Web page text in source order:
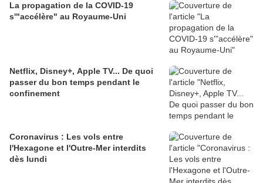
La propagation de la COVID-19
s'"accélère" au Royaume-Uni
Netflix, Disney+, Apple TV... De quoi
passer du bon temps pendant le
confinement
Coronavirus : Les vols entre
l'Hexagone et l'Outre-Mer interdits
dès lundi